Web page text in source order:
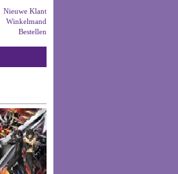
Nieuwe Klant
Winkelmand
Bestellen